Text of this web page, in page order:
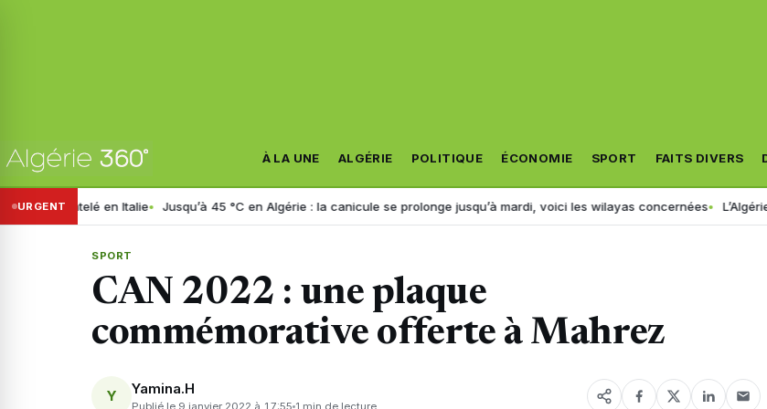
À LA UNE ALGÉRIE POLITIQUE ÉCONOMIE SPORT FAITS DIVERS
URGENT
en Italie Jusqu’à 45 °C en Algérie : la canicule se prolonge jusqu’à mardi, voici les wilayas concernées L’Algérie célèbre
SPORT
CAN 2022 : une plaque
commémorative offerte à Mahrez
Y Yamina.H
Publié le 9 janvier 2022 à 17:55 1 min de lecture